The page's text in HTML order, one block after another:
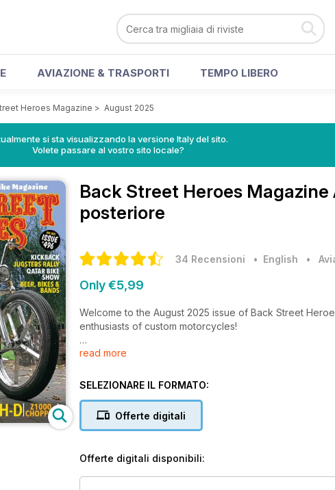
AVIAZIONE & TRASPORTI TEMPO LIBERO
Heroes Magazine > August 2025
si sta visualizzando la versione Italy del sito.
Volete passare al vostro sito locale?
Back Street Heroes Magazine
posteriore
34 Recensioni • English •
Only €5,99
Welcome to the August 2025 issue of Back Street
enthusiasts of custom motorcycles!
Inside this issue: Your bikes, events coverage, custom
read more
SELEZIONARE IL FORMATO:
Offerte digitali
Offerte digitali disponibili: